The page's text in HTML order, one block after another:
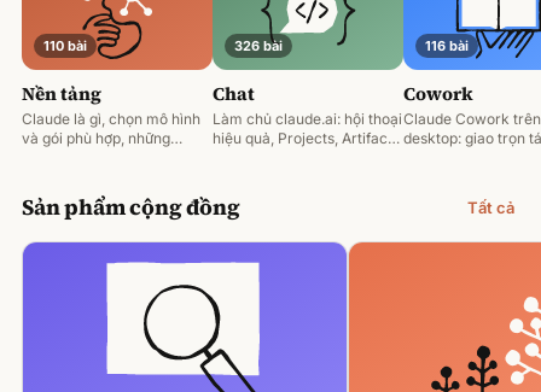
110 bài
Nền tảng
Claude là gì, chọn mô hình
và gói phù hợp, những
326 bài
Chat
Làm chủ claude.ai: hội thoại
hiệu quả, Projects, Artifacts
116 bài
Cowork
Claude Cowork trên
desktop: giao trọn
Sản phẩm cộng đồng Tất cả